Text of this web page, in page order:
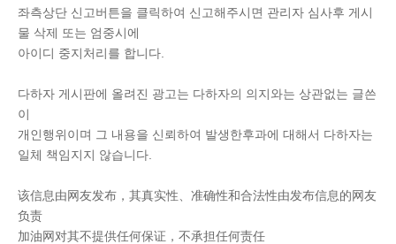
좌측상단 신고버튼을 클릭하여 신고해주시면 관리자 심사후 게시
물 삭제 또는 엄중시에
아이디 중지처리를 합니다.
다하자 게시판에 올려진 광고는 다하자의 의지와는 상관없는 글쓴
이
개인행위이며 그 내용을 신뢰하여 발생한후과에 대해서 다하자는
일체 책임지지 않습니다.
该信息由网友发布，其真实性、准确性和合法性由发布信息的网友
负责
加油网对其不提供任何保证，不承担任何责任